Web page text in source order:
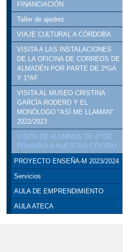
FINANCIACIÓN
Taller de ajedrez
VIAJE CULTURAL A CÓRDOBA
VISITA A LAS INSTALACIONES
DE LA OFICINA DE CORREOS DE
ALMADÉN POR PARTE DE 2ºGA
Y 1ºAF
VISITA AL MUSEO CRISTINA
GARCÍA RODERO Y EL
MONÓLOGO "ASÍ ME LLAMAN"
2022/2023
VISITA DE ALUMNOS DE 6º DE
PRIMARIA A NUESTRO CENTRO
PROYECTO ENSEÑA-M 2023/2024
Servicios
AULA DE EMPRENDIMIENTO
AULA ATECA